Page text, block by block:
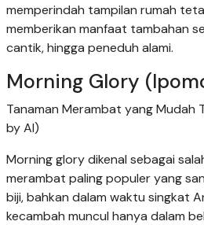
memperindah tampilan rumah
memberikan manfaat tambahan
cantik, hingga peneduh alami.
Morning Glory
Tanaman Merambat yang Mudah
by AI)
Morning glory dikenal sebagai
merambat paling populer yang
biji, bahkan dalam waktu singkat
kecambah muncul hanya dalam